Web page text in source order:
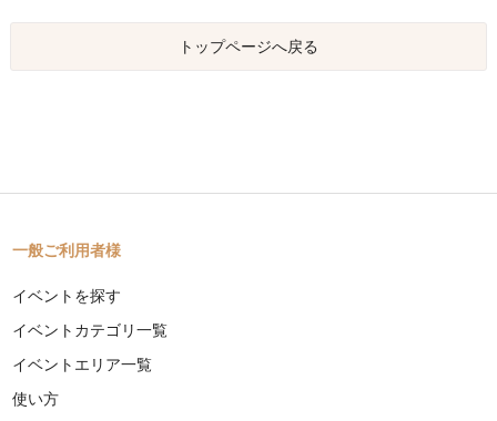
トップページへ戻る
一般ご利用者様
イベントを探す
イベントカテゴリ一覧
イベントエリア一覧
使い方